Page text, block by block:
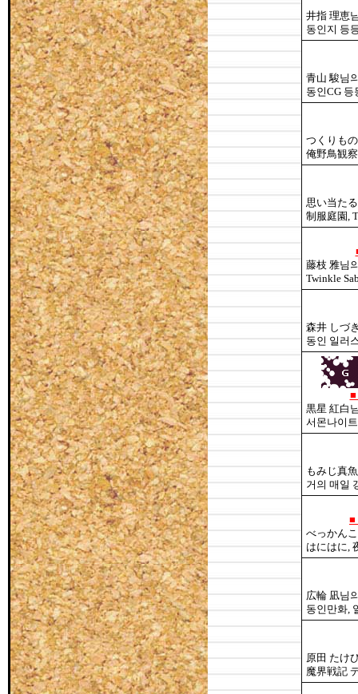
井指 理恵
동인지 등
青山 駿님
동인CG 등
つくりも
俺野鳥観
思い当た
制服庭園,
藤枝 雅님
Twinkle
森井 しづ
동인 일러
■
黒星 紅白
서몬나이
もみじ真
거의 매일
■
べっかん
はにはに,
広輪 凪님
동인만화,
原田 たけ
魔界戦記